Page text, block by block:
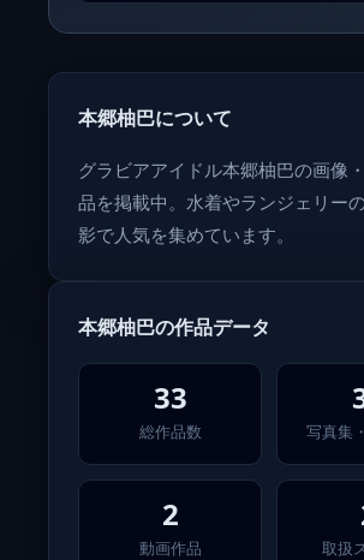
本郷柚巴について
グラビアアイドル本郷柚巴の画像
品を掲載中。水着やランジェリー
影で人気を集めています。
本郷柚巴の作品データ
33
総作品数 写真集
2
動画作品 取扱